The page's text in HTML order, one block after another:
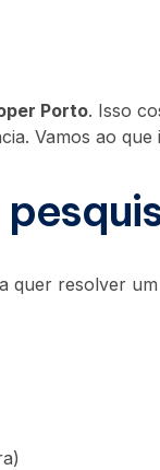
Porto. Isso
Vamos ao que
quer resolver